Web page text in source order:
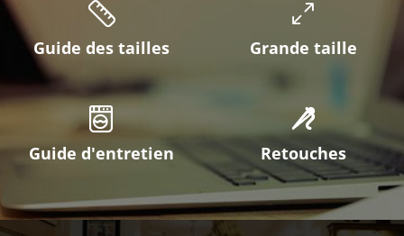
Guide des tailles Grande taille
Guide d'entretien Retouches